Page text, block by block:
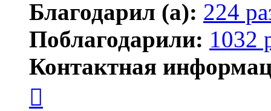
Благодарил (а): 224
Поблагодарили: 1032
Контактная
пользователя